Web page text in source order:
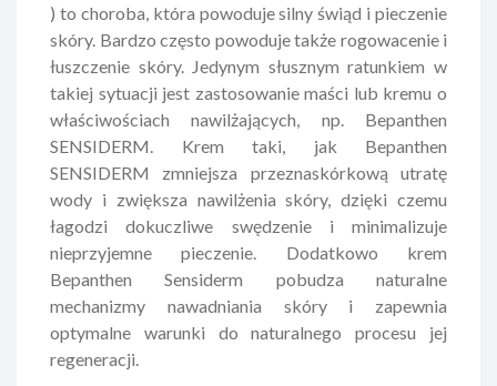
) to choroba, która powoduje silny świąd i pieczenie
skóry. Bardzo często powoduje także rogowacenie i
łuszczenie skóry. Jedynym słusznym ratunkiem w
takiej sytuacji jest zastosowanie maści lub kremu o
właściwościach nawilżających, np. Bepanthen
SENSIDERM. Krem taki, jak Bepanthen
SENSIDERM zmniejsza przeznaskórkową utratę
wody i zwiększa nawilżenia skóry, dzięki czemu
łagodzi dokuczliwe swędzenie i minimalizuje
nieprzyjemne pieczenie. Dodatkowo krem
Bepanthen Sensiderm pobudza naturalne
mechanizmy nawadniania skóry i zapewnia
optymalne warunki do naturalnego procesu jej
regeneracji.